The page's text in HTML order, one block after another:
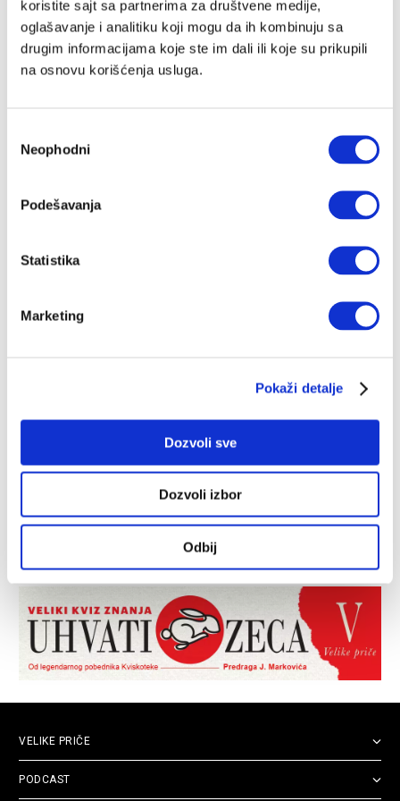
koristite sajt sa partnerima za društvene medije,
oglašavanje i analitiku koji mogu da ih kombinuju sa
drugim informacijama koje ste im dali ili koje su prikupili
na osnovu korišćenja usluga.
сагласности
Neophodni
Podešavanja
Statistika
Marketing
Pokaži detalje
Dozvoli sve
Dozvoli izbor
Odbij
slaviti Uskrs/Vaskrs
Carigradski patrijarh Bartolomej I. izrazio je molitvu
da zajednička proslava Uskrsa godine "ne bude samo
slučajna pojava. Papa Franjo je još 2015. izrazio nadu
u zajednički datum i rekao da se dvije Crkve "moraju
Što bi nam danas rekao Isus iz Nazareta
Suradnik Velikih priča, publicista, teolog i vjernik
Drago Pilsel napravio je, povodom Uskrsa, zamišljeni
31.03.2024.
VELIKE PRIČE
PODCAST